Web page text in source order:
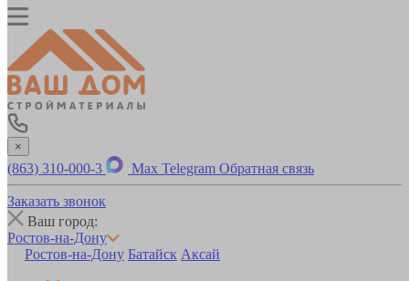
×
(863) 310-000-3 Max Telegram Обратная связь
Заказать звонок
Ваш город:
Ростов-на-Дону
Ростов-на-Дону Батайск Аксай